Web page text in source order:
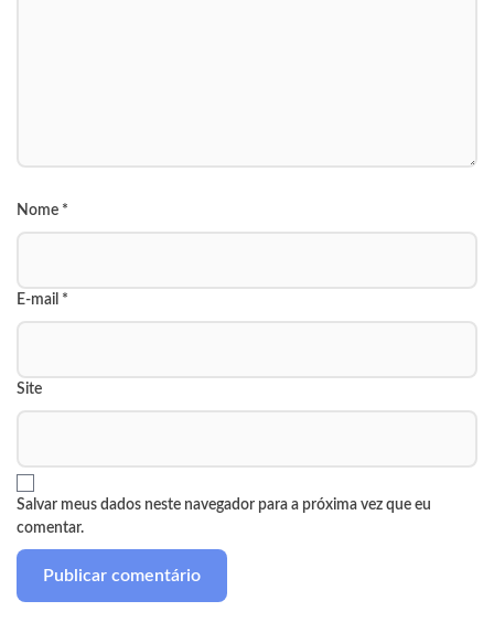
Nome *
E-mail *
Site
Salvar meus dados neste navegador para a próxima vez que eu
comentar.